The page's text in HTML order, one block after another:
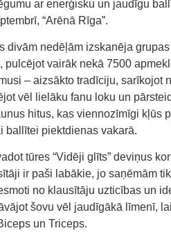
ar enerģisku un jaudīgu
“Arēnā Rīga”.
divām nedēļām izskanēja
pulcējot vairāk nekā 7500
– aizsākto tradīciju, sarīkojot
vēl lielāku fanu loku un
hitus, kas viennozīmīgi kļūs
ballītei piektdienas vakarā.
tūres “Vidēji glīts” deviņus
ir paši labākie, jo saņēmām
no klausītāju uzticības un
šovu vēl jaudīgākā līmenī,
un Triceps.